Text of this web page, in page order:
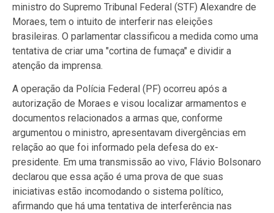
ministro do Supremo Tribunal Federal (STF) Alexandre de
Moraes, tem o intuito de interferir nas eleições
brasileiras. O parlamentar classificou a medida como uma
tentativa de criar uma "cortina de fumaça" e dividir a
atenção da imprensa.
A operação da Polícia Federal (PF) ocorreu após a
autorização de Moraes e visou localizar armamentos e
documentos relacionados a armas que, conforme
argumentou o ministro, apresentavam divergências em
relação ao que foi informado pela defesa do ex-
presidente. Em uma transmissão ao vivo, Flávio Bolsonaro
declarou que essa ação é uma prova de que suas
iniciativas estão incomodando o sistema político,
afirmando que há uma tentativa de interferência nas